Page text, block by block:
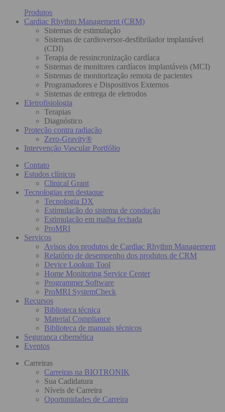
Produtos
Cardiac Rhythm Management (CRM)
Sistemas de estimulação
Sistemas de cardioversor-desfibrilador implantável
(CDI)
Terapia de ressincronização cardíaca
Sistemas de monitores cardíacos implantáveis (MCI)
Sistemas de monitorização remota de pacientes
Programadores e Dispositivos Externos
Sistemas de entrega de eletrodos
Eletrofisiologia
Terapias
Diagnóstico
Proteção contra radiação
Zero-Gravity®
Intervenção Vascular Portfólio
Contato
Estudos clínicos
Clinical Grant
Tecnologias em destaque
Tecnologia DX
Estimulação do sistema de condução
Estimulação em malha fechada
ProMRI
Serviços
Avisos dos produtos de Cardiac Rhythm Management
Relatório de desempenho dos produtos de CRM
Device Lookup Tool
Home Monitoring Service Center
Programmer Software
ProMRI SystemCheck
Recursos
Biblioteca técnica
Material Compliance
Biblioteca de manuais técnicos
Segurança cibernética
Eventos
Carreiras
Carreiras na BIOTRONIK
Sua Cadidatura
Níveis de Carreira
Oportunidades de Carreira